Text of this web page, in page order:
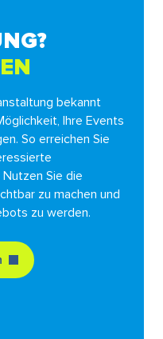
bekannt
Ihre Events
So erreichen Sie
Nutzen Sie die
zu machen und
zu werden.